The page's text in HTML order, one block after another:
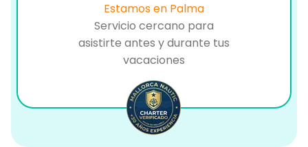
Estamos en Palma
Servicio cercano para
asistirte antes y durante tus
vacaciones